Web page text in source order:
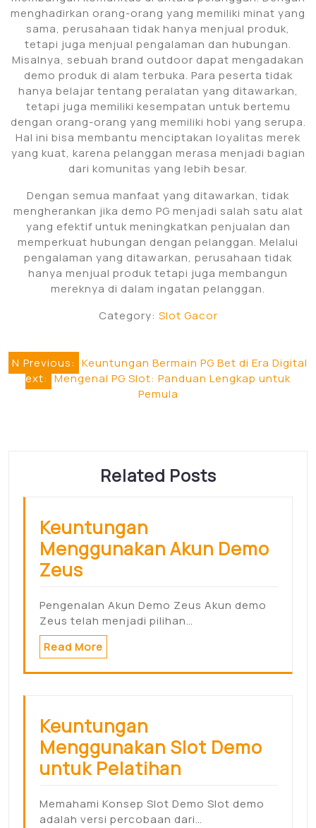
menghadirkan orang-orang yang memiliki minat yang
sama, perusahaan tidak hanya menjual produk,
tetapi juga menjual pengalaman dan hubungan.
Misalnya, sebuah brand outdoor dapat mengadakan
demo produk di alam terbuka. Para peserta tidak
hanya belajar tentang peralatan yang ditawarkan,
tetapi juga memiliki kesempatan untuk bertemu
dengan orang-orang yang memiliki hobi yang serupa.
Hal ini bisa membantu menciptakan loyalitas merek
yang kuat, karena pelanggan merasa menjadi bagian
dari komunitas yang lebih besar.
Dengan semua manfaat yang ditawarkan, tidak
mengherankan jika demo PG menjadi salah satu alat
yang efektif untuk meningkatkan penjualan dan
memperkuat hubungan dengan pelanggan. Melalui
pengalaman yang ditawarkan, perusahaan tidak
hanya menjual produk tetapi juga membangun
mereknya di dalam ingatan pelanggan.
Category: Slot Gacor
Post
navigation
Previous: Keuntungan Bermain PG Bet di Era Digital
N
ext: Mengenal PG Slot: Panduan Lengkap untuk
Pemula
Related Posts
Keuntungan
Menggunakan Akun Demo
Zeus
Pengenalan Akun Demo Zeus Akun demo
Zeus telah menjadi pilihan…
Read More
Keuntungan
Menggunakan Slot Demo
untuk Pelatihan
Memahami Konsep Slot Demo Slot demo
adalah versi percobaan dari…